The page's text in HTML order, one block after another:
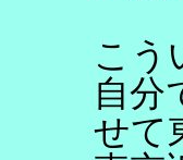
こう
自分
せて